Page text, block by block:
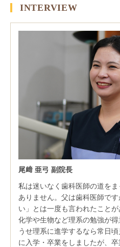
INTERVIEW
尾﨑 亜弓 副院長
私は迷いなく歯科医師の道を
ありません。父は歯科医師で
い」とは一度も言われたことが
化学や生物など理系の勉強が
うせ理系に進学するなら常日
に入学・卒業をしましたが、